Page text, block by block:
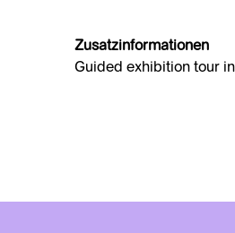
Zusatzinformationen
Guided exhibition tour